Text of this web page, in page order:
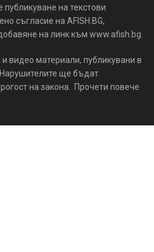
на текстови
съгласие на AFISH.BG,
на линк към www.afish.bg.
видео материали, публикувани в
Нарушителите ще бъдат
на закона. Прочети повече